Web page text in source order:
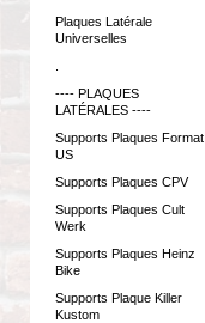
Plaques Latérale
Universelles
---- PLAQUES
LATÉRALES ----
Supports Plaques Format
US
Supports Plaques CPV
Supports Plaques Cult
Werk
Supports Plaques Heinz
Bike
Supports Plaque Killer
Kustom